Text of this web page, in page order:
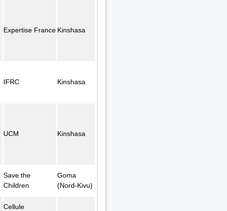
Expertise France Kinshasa
IFRC Kinshasa
UCM Kinshasa
Save the
Children
Goma
(Nord-Kivu)
Cellule